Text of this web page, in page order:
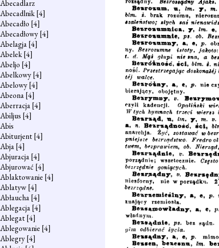
Abecadlarz
Abecadlnik[4]
Abecadło [4]
Abecadłowy[4]
Abelagja[4]
Abelek[4]
Abeljo [4]
Abelkowy[4]
Abelowy[4]
Abeona[4]
Aberracja[4]
Abiljus [4]
Abis
Abiturjent[4]
Abja[4]
Abjuracja[4]
Abjurować [4]
Ablaktowanie [4]
Ablatyw[4]
Abłaucha[4]
Ablegacja[4]
Ablegat[4]
Ablegowanie [4]
Ablegry[4]